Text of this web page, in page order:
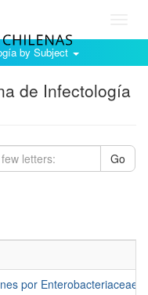
by Subject
de Infectología
Go
por